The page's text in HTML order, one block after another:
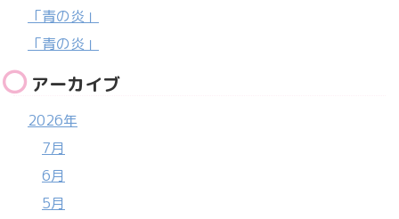
「青の炎」
「青の炎」
アーカイブ
2026年
7月
6月
5月